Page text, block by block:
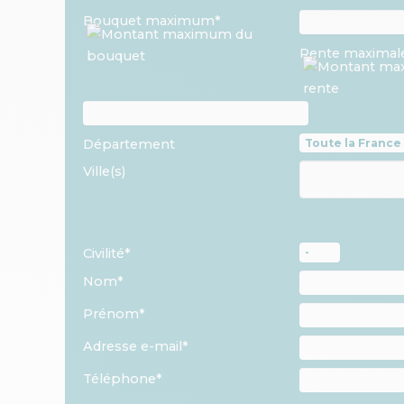
Bouquet maximum*
Rente
Département
Ville(s)
Civilité*
Nom*
Prénom*
Adresse e-mail*
Téléphone*